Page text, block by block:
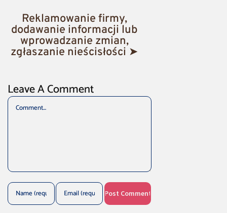
Reklamowanie firmy,
dodawanie informacji lub
wprowadzanie zmian,
zgłaszanie nieścisłości ➤
Leave A Comment
Comment